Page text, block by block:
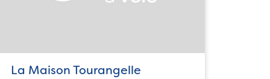
La Maison Tourangelle